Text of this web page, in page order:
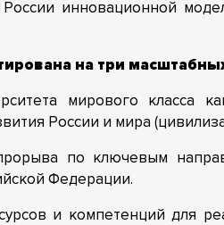
инновационной
на три
мирового класса
России и мира
по ключевым
Федерации.
и компетенций для